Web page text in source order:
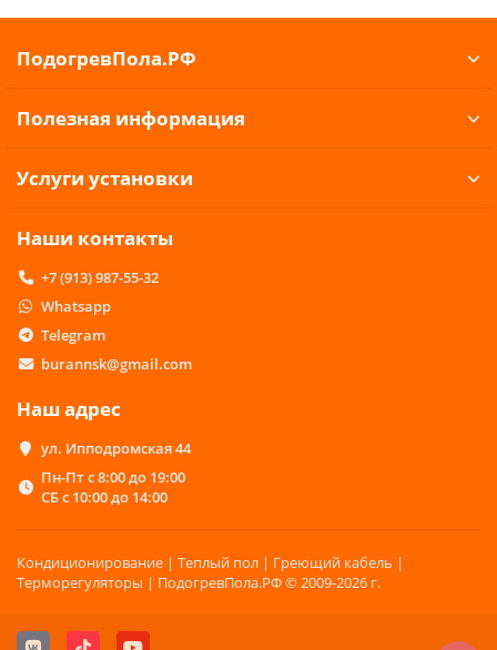
ПодогревПола.РФ
Полезная информация
Услуги установки
Наши контакты
+7 (913) 987-55-32
Whatsapp
Telegram
burannsk@gmail.com
Наш адрес
ул. Ипподромская 44
Пн-Пт с 8:00 до 19:00
СБ с 10:00 до 14:00
Кондиционирование | Теплый пол | Греющий кабель |
Терморегуляторы | ПодогревПола.РФ © 2009-2026 г.